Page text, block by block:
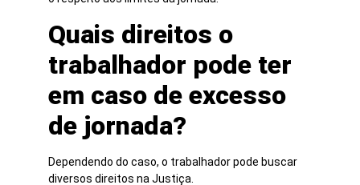
Quais direitos o
trabalhador pode ter
em caso de excesso
de jornada?
Dependendo do caso, o trabalhador pode buscar
diversos direitos na Justiça.